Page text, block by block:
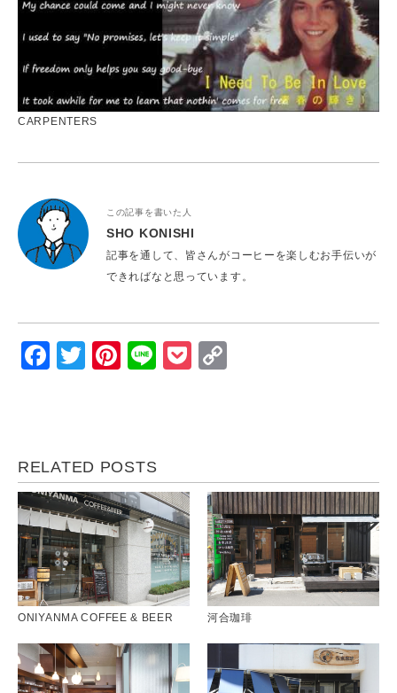
CARPENTERS
この記事を書いた人
SHO KONISHI
記事を通して、皆さんがコーヒーを楽しむお手伝いが
できればなと思っています。
Facebook
Twitter
Pinterest
LinePocket
RELATED POSTS
ONIYANMA COFFEE & BEER 河合珈琲